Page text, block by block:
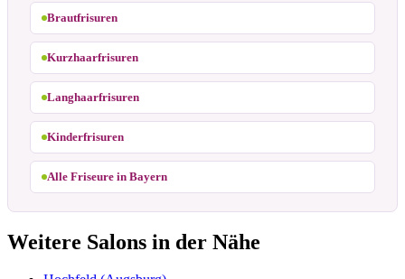
Brautfrisuren
Kurzhaarfrisuren
Langhaarfrisuren
Kinderfrisuren
Alle Friseure in Bayern
Weitere Salons in der Nähe